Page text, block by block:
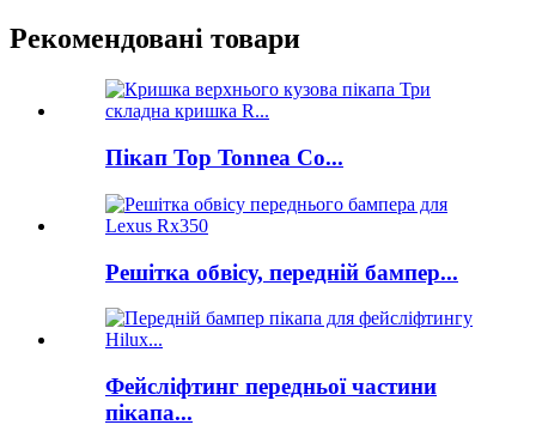
Рекомендовані товари
Пікап Top Tonnea Co...
Решітка обвісу, передній бампер...
Фейсліфтинг передньої частини
пікапа...